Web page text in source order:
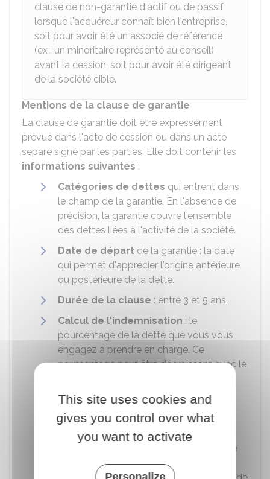
clause de non-garantie d'actif ou de passif
lorsque l'acquéreur connaît bien l'entreprise,
soit pour avoir été un associé de référence
(ex : un minoritaire représenté au conseil)
avant la cession, soit pour avoir été dirigeant
de la société cible.
Mentions de la clause de garantie
La clause de garantie doit être expressément
prévue dans l'acte de cession ou dans un acte
séparé signé par les parties. Elle doit contenir les
informations suivantes :
Catégories de dettes qui entrent dans
le champ de la garantie. En l'absence de
précision, la garantie couvre l'ensemble
des dettes liées à l'activité de la société.
Date de départ de la garantie : la date
qui permet d'apprécier l'origine antérieure
ou postérieure de la dette.
Durée de la clause : entre 3 et 5 ans.
Calcul de l'indemnisation : le
pourcentage de la dette que vous vous
engagez à prendre en charge. Ce
pourcentage peut être décroissant avec le
Montant plancherde la garantie : le
montant à partir duquel la garantie peut
être activée.
de l'indemnisation : le
montant maximum à hauteur duquel le
This site uses cookies and
gives you control over what
you want to activate
Personalize